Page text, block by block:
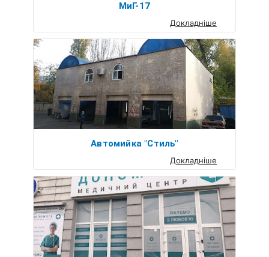
МиГ-17
Докладніше
Автомийка "Стиль"
Докладніше